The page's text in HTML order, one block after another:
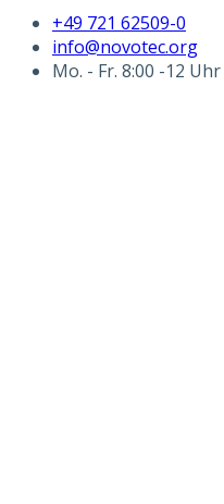
+49 721 62509-0
info@novotec.org
Mo. - Fr. 8:00 -12 Uhr